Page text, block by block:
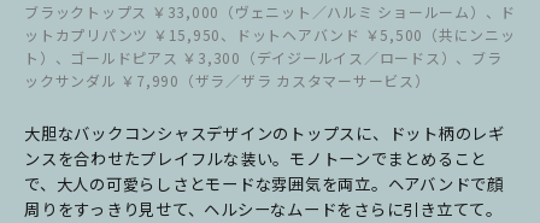
ブラックトップス ￥33,000（ヴェニット／ハルミ ショールーム）、ド
ットカプリパンツ ￥15,950、ドットヘアバンド ￥5,500（共にンニッ
ト）、ゴールドピアス ￥3,300（デイジールイス／ロードス）、ブラ
ックサンダル ￥7,990（ザラ／ザラ カスタマーサービス）
大胆なバックコンシャスデザインのトップスに、ドット柄のレギ
ンスを合わせたプレイフルな装い。モノトーンでまとめること
で、大人の可愛らしさとモードな雰囲気を両立。ヘアバンドで顔
周りをすっきり見せて、ヘルシーなムードをさらに引き立てて。